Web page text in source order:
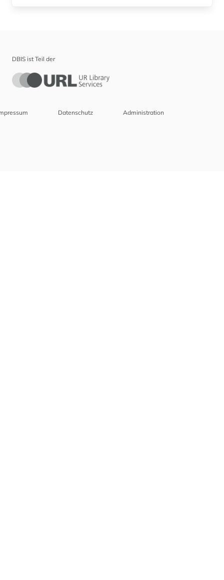
DBIS ist Teil der
Datenschutz Administration